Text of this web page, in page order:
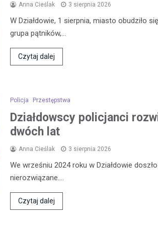
Anna Cieślak 3 sierpnia 2026
W Działdowie, 1 sierpnia, miasto obudziło
grupa pątników,…
Czytaj dalej
Policja Przestępstwa
Działdowscy policjanci
dwóch lat
Anna Cieślak 3 sierpnia 2026
We wrześniu 2024 roku w Działdowie
nierozwiązane.…
Czytaj dalej